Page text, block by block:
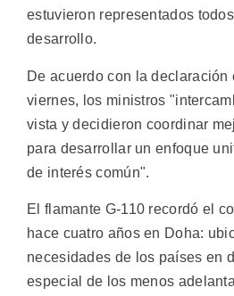
estuvieron representados
desarrollo.
De acuerdo con la
viernes, los ministros
vista y decidieron coordinar
para desarrollar un enfoque
de interés común".
El flamante G-110 recordó el
hace cuatro años en Doha:
necesidades de los países en
especial de los menos